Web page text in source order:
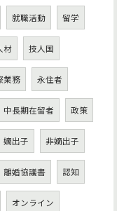
就職活動 留学
材 技人国
業務 永住者
中長期在留者 政策
嫡出子 非嫡出子
離婚協議書 認知
オンライン